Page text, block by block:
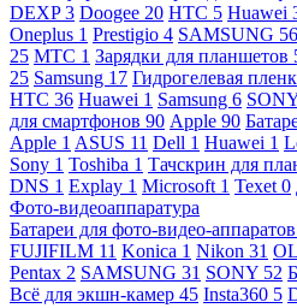
DEXP3 Doogee 20 HTC 5 Huawei
Oneplus 1 Prestigio 4 SAMSUNG 56
25 МТС 1 Зарядки для планшетов
25 Samsung 17 Гидрогелевая
HTC 36 Huawei 1 Samsung 6
для смартфонов 90 Apple 90
Apple 1 ASUS 11 Dell 1 Huawei 1
Sony 1 Toshiba 1 Тачскрин для
DNS 1 Explay 1 Microsoft 1 Texet 0
Фото-видеоаппаратура
Батареи для фото-видео-аппаратов
FUJIFILM 11 Konica 1 Nikon 31
Pentax 2 SAMSUNG 31 SONY 52
Всё для экшн-камер 45 Insta360 5